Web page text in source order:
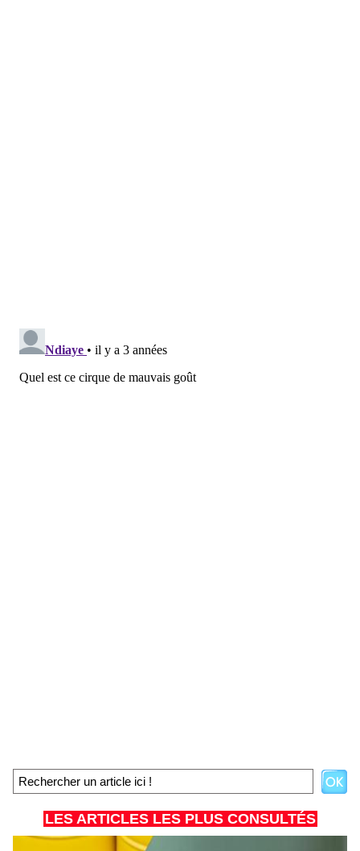
LES ARTICLES LES PLUS CONSULTÉS